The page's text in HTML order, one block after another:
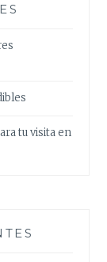
tu visita en